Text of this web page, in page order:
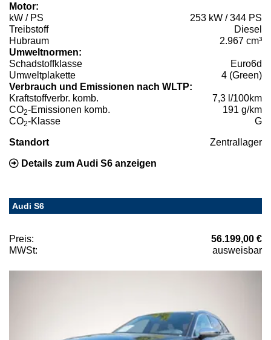
Motor:
kW / PS
253 kW / 344 PS
Treibstoff
Diesel
Hubraum
2.967 cm³
Umweltnormen:
Schadstoffklasse
Euro6d
Umweltplakette
4 (Green)
Verbrauch und Emissionen nach WLTP:
Kraftstoffverbr. komb.
7,3 l/100km
CO2-Emissionen komb.
191 g/km
CO2-Klasse G
Standort Zentrallager
Details zum Audi S6 anzeigen
Audi S6
Preis:
56.199,00 €
MWSt:
ausweisbar